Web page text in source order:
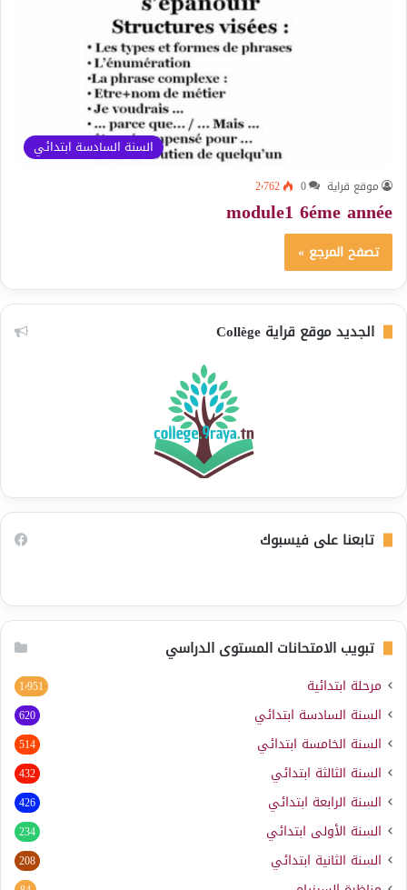
السنة السادسة ابتدائي
موقع قراية 0 2٬762
module1 6éme année
تصفح المرجع »
الجديد موقع قراية Collège
تابعنا على فيسبوك
تبويب الامتحانات المستوى الدراسي
مرحلة ابتدائية 1٬951
السنة السادسة ابتدائي 620
السنة الخامسة ابتدائي 514
السنة الثالثة ابتدائي 432
السنة الرابعة ابتدائي 426
السنة الأولى ابتدائي 234
السنة الثانية ابتدائي 208